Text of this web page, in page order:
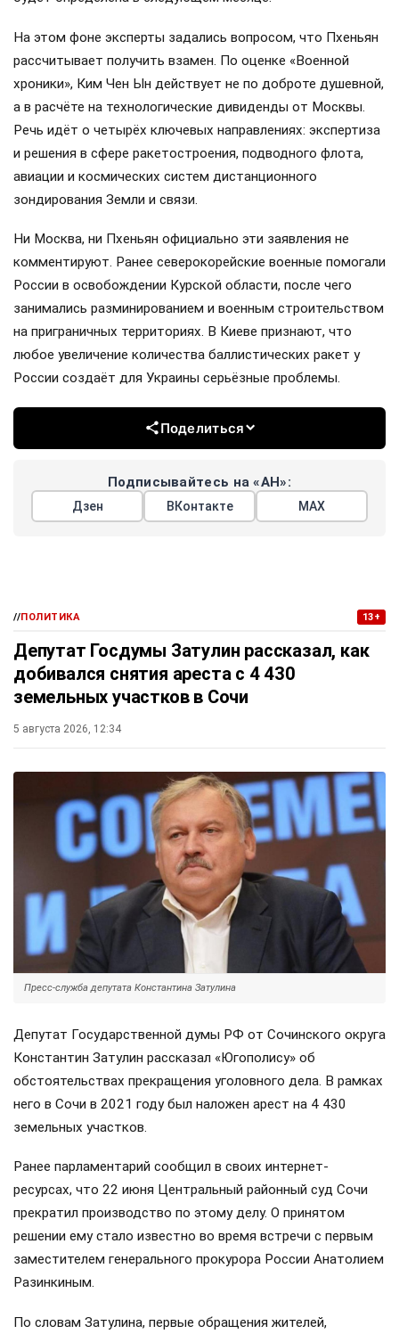
На этом фоне эксперты задались вопросом, что Пхеньян
рассчитывает получить взамен. По оценке «Военной
хроники», Ким Чен Ын действует не по доброте душевной,
а в расчёте на технологические дивиденды от Москвы.
Речь идёт о четырёх ключевых направлениях: экспертиза
и решения в сфере ракетостроения, подводного флота,
авиации и космических систем дистанционного
зондирования Земли и связи.
Ни Москва, ни Пхеньян официально эти заявления не
комментируют. Ранее северокорейские военные помогали
России в освобождении Курской области, после чего
занимались разминированием и военным строительством
на приграничных территориях. В Киеве признают, что
любое увеличение количества баллистических ракет у
России создаёт для Украины серьёзные проблемы.
Поделиться
Подписывайтесь на «АН»:
Дзен ВКонтакте МАХ
//ПОЛИТИКА 13+
Депутат Госдумы Затулин рассказал, как
добивался снятия ареста с 4 430
земельных участков в Сочи
5 августа 2026, 12:34
Пресс-служба депутата Константина Затулина
Депутат Государственной думы РФ от Сочинского округа
Константин Затулин рассказал «Югополису» об
обстоятельствах прекращения уголовного дела. В рамках
него в Сочи в 2021 году был наложен арест на 4 430
земельных участков.
Ранее парламентарий сообщил в своих интернет-
ресурсах, что 22 июня Центральный районный суд Сочи
прекратил производство по этому делу. О принятом
решении ему стало известно во время встречи с первым
заместителем генерального прокурора России Анатолием
Разинкиным.
По словам Затулина, первые обращения жителей,